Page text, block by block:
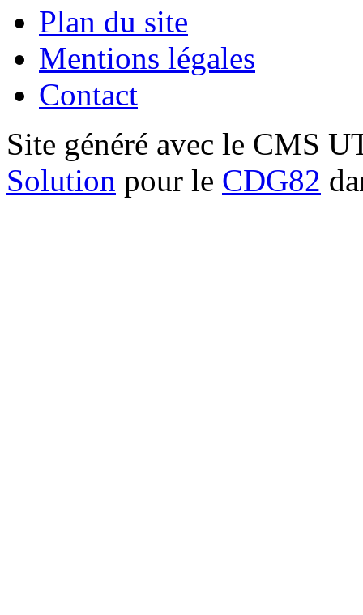
Plan du site
Mentions légales
Contact
Site généré avec le CMS
Solution pour le CDG82